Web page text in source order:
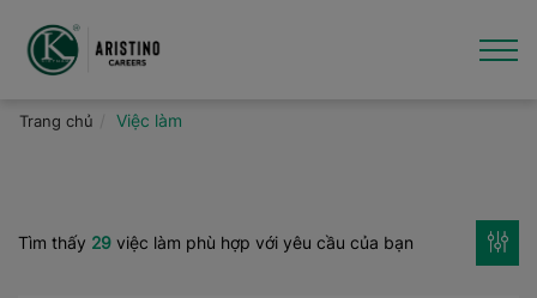
đến
Giới thiệu
Văn hóa - Tin tức
Trang chủ Việc làm
Tìm thấy 29 việc làm phù hợp với yêu cầu của bạn